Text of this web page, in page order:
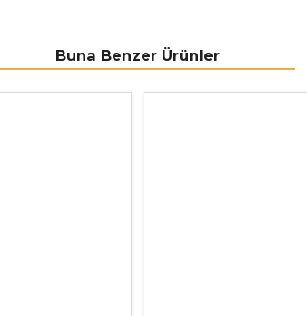
Buna Benzer Ürünler